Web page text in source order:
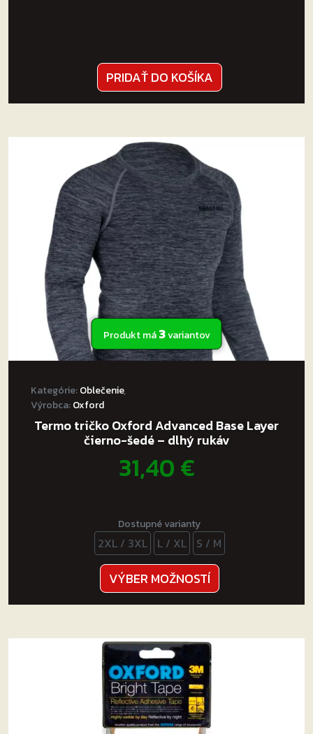
PRIDAŤ DO KOŠÍKA
Produkt má3variantov
Kategórie:Oblečenie,
Výrobca:Oxford
Termo tričko Oxford Advanced Base Layer
čierno-šedé – dlhý rukáv
31,40€
Dostupné varianty
2XL / 3XL L / XL S / M
VÝBER MOŽNOSTÍ
produkt
má
variantov.